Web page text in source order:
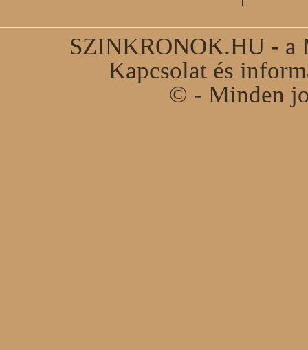
SZINKRONOK.HU - a
Kapcsolat és
© - Minden